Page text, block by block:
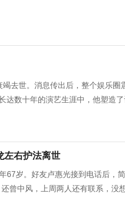
去世。消息传出后，整个娱乐圈
达数十年的演艺生涯中，他塑造了
左右护法离世
67岁。好友卢惠光接到电话后，
曾中风，上周两人还有联系，没